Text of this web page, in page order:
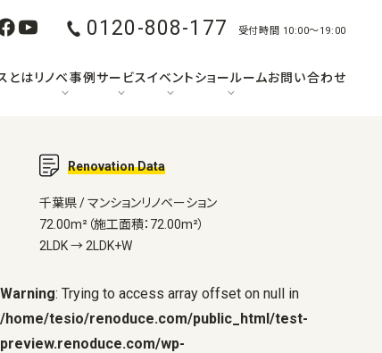
0120-808-177 受付時間 10:00〜19:00
とはリノベ事例サービスイベントショールームお問い合わせ
Renovation Data
千葉県 / マンションリノベーション
72.00m²（施工面積：72.00m²）
2LDK → 2LDK+W
Warning: Trying to access array offset on null in
/home/tesio/renoduce.com/public_html/test-
preview.renoduce.com/wp-